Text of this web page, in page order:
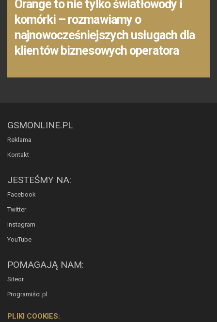
Orange to nie tylko światłowody i
komórki – rozmawiamy o
najnowocześniejszych usługach dla
klientów biznesowych operatora
GSMONLINE.PL
Reklama
Kontakt
JESTEŚMY NA:
Facebook
Twitter
Instagram
YouTube
POMAGAJĄ NAM:
Siteor
Programiści.pl
PLIKI COOKIES: